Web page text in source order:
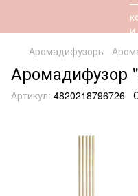
Аромадифузоры
Аромадифузор
Артикул: 4820218796726